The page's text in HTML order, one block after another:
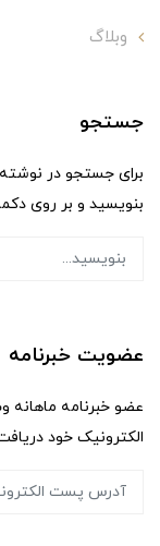
وبلاگ
جستجو
برای جستجو در
بنویسید و بر روی
عضویت خبرنامه
عضو خبرنامه
الکترونیک خود